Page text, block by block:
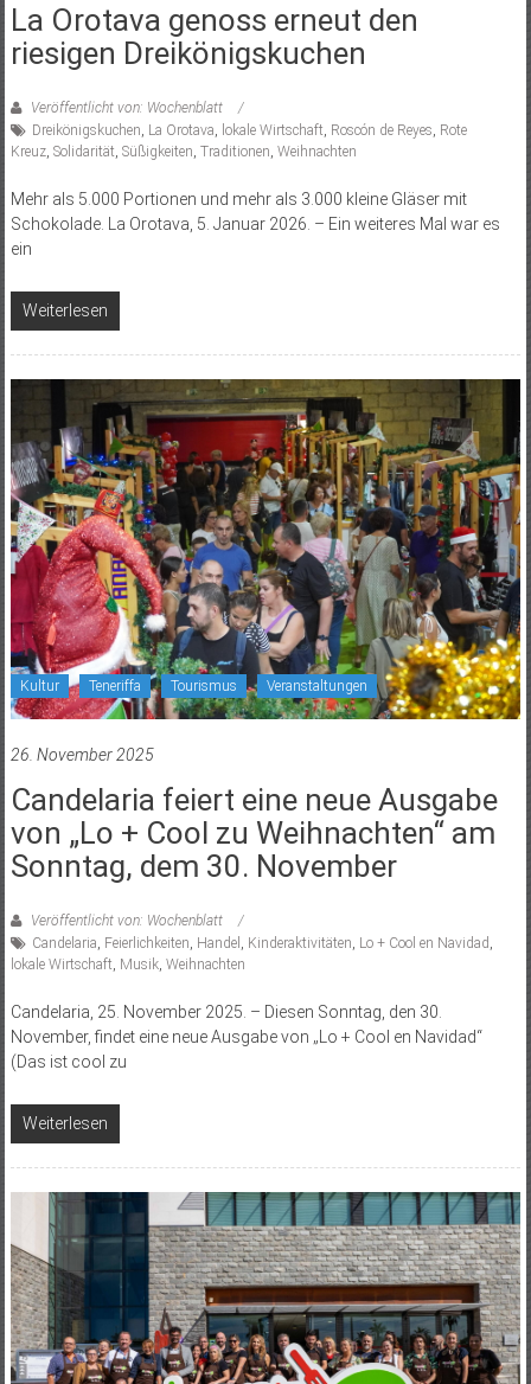
La Orotava genoss erneut den
riesigen Dreikönigskuchen
Veröffentlicht von: Wochenblatt
Dreikönigskuchen La Orotava lokale Wirtschaft Roscón de Reyes Rote
Kreuz, Solidarität Süßigkeiten Traditionen Weihnachten
Mehr als 5.000 Portionen und mehr als 3.000 kleine Gläser mit
Schokolade. La Orotava, 5. Januar 2026. – Ein weiteres Mal war es
ein
Weiterlesen
Kultur Teneriffa Tourismus Veranstaltungen
26. November 2025
Candelaria feiert eine neue Ausgabe
von „Lo + Cool zu Weihnachten“ am
Sonntag, dem 30. November
Veröffentlicht von: Wochenblatt
Candelaria Feierlichkeiten Handel Kinderaktivitäten Lo + Cool en Navidad
lokale Wirtschaft Musik, Weihnachten
Candelaria, 25. November 2025. – Diesen Sonntag, den 30.
November, findet eine neue Ausgabe von „Lo + Cool en Navidad“
(Das ist cool zu
Weiterlesen